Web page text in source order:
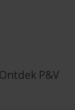
Ontdek P&V